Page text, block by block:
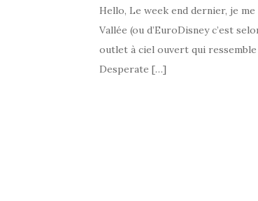
Hello, Le week end dernier, je
Vallée (ou d’EuroDisney c’est
outlet à ciel ouvert qui ressemble
Desperate […]